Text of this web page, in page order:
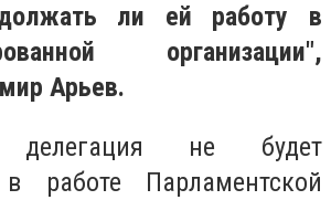
ли ей работу в
организации",
Арьев.
делегация не будет
в работе Парламентской